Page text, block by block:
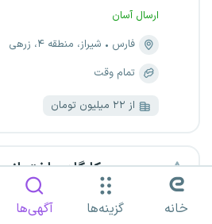
ارسال آسان
فارس
شیراز، منطقه ۴، زرهی
تمام وقت
از ۲۲ میلیون تومان
سرپرست کارگاه ساختمانی
یک مجموعه معتبر
خانه گزینه‌ها آگهی‌ها